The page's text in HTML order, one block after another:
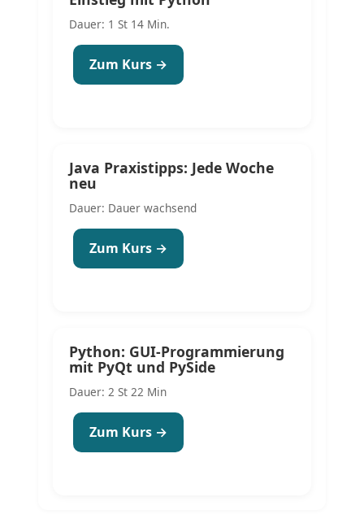
Dauer: 1 St 14 Min.
Zum Kurs →
Java Praxistipps: Jede Woche
neu
Dauer: Dauer wachsend
Zum Kurs →
Python: GUI-Programmierung
mit PyQt und PySide
Dauer: 2 St 22 Min
Zum Kurs →